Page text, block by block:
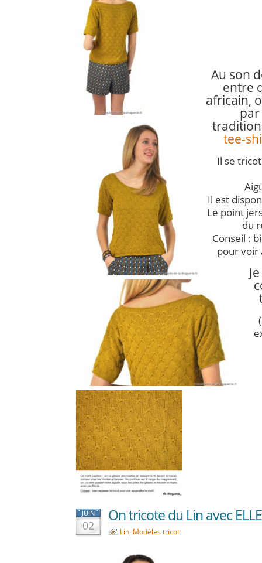
Au son
entre
africain,
tee-
Il se
Il est
Le point
du
Conseil :
pour voir
JUIN
02
On tricote du Lin avec
Lin, Modèles tricot